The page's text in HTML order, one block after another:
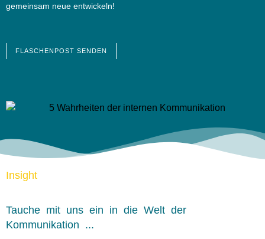
gemeinsam neue entwickeln!
FLASCHENPOST SENDEN
Insight
Tauche mit uns ein in die Welt der
Kommunikation ...